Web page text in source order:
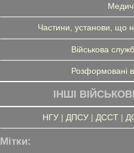
Частини, установи, що
Військова
Розформовані
ІНШІ
НГУ| ДПСУ| ДССТ|
Мітки: